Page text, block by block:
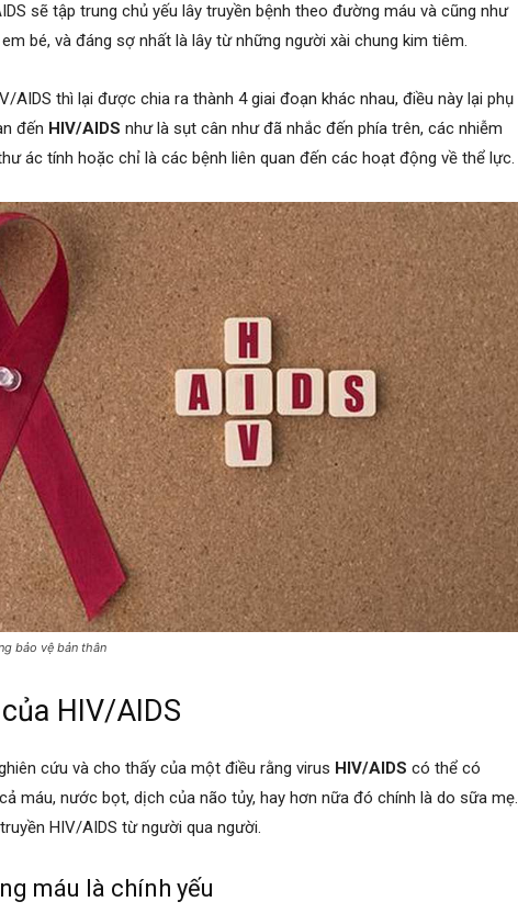
sẽ tập trung chủ yếu lây truyền bệnh theo đường máu và cũng như
bé, và đáng sợ nhất là lây từ những người xài chung kim tiêm.
AIDS thì lại được chia ra thành 4 giai đoạn khác nhau, điều này lại phụ
đến HIV/AIDS như là sụt cân như đã nhắc đến phía trên, các nhiễm
ác tính hoặc chỉ là các bệnh liên quan đến các hoạt động về thể lực.
bảo vệ bản thân
HIV/AIDS
cứu và cho thấy của một điều rằng virus HIV/AIDS có thể có
máu, nước bọt, dịch của não tủy, hay hơn nữa đó chính là do sữa mẹ.
HIV/AIDS từ người qua người.
máu là chính yếu